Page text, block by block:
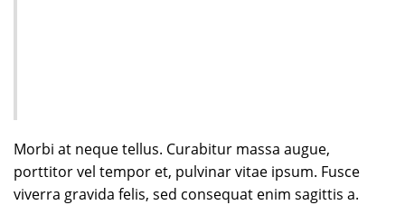
Morbi at neque tellus. Curabitur massa augue,
porttitor vel tempor et, pulvinar vitae ipsum. Fusce
viverra gravida felis, sed consequat enim sagittis a.